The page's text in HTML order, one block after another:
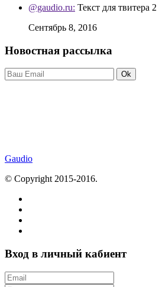
@gaudio.ru: Текст для твитера 2
Сентябрь 8, 2016
Новостная рассылка
Ok
Gaudio
© Copyright 2015-2016.
Вход в личный кабиент